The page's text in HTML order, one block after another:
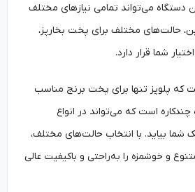
می‌تواند تمامی نیازهای مختلف
مختلف برای پخت بخارپز،
قرار دارد.
پلوپز تنها برای پخت برنج مناسب
است که می‌تواند در انواع
با انتخاب حالت‌های مختلف،
و خوشمزه را به‌راحتی و باکیفیت عالی